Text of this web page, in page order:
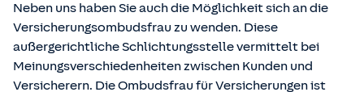
Neben uns haben Sie auch die Möglichkeit sich an die
Versicherungsombudsfrau zu wenden. Diese
außergerichtliche Schlichtungsstelle vermittelt bei
Meinungsverschiedenheiten zwischen Kunden und
Versicherern. Die Ombudsfrau für Versicherungen ist